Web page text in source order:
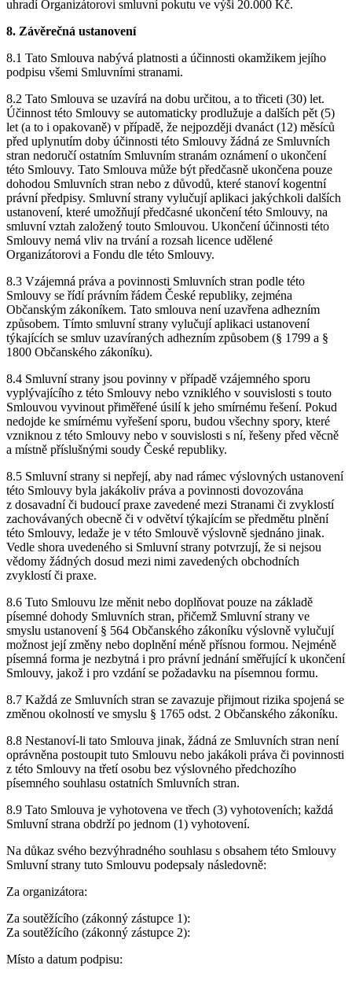
uhradí Organizátorovi smluvní pokutu ve výši 20.000 Kč.
8. Závěrečná ustanovení
8.1 Tato Smlouva nabývá platnosti a účinnosti okamžikem jejího
podpisu všemi Smluvními stranami.
8.2 Tato Smlouva se uzavírá na dobu určitou, a to třiceti (30) let.
Účinnost této Smlouvy se automaticky prodlužuje a dalších pět (5)
let (a to i opakovaně) v případě, že nejpozději dvanáct (12) měsíců
před uplynutím doby účinnosti této Smlouvy žádná ze Smluvních
stran nedoručí ostatním Smluvním stranám oznámení o ukončení
této Smlouvy. Tato Smlouva může být předčasně ukončena pouze
dohodou Smluvních stran nebo z důvodů, které stanoví kogentní
právní předpisy. Smluvní strany vylučují aplikaci jakýchkoli dalších
ustanovení, které umožňují předčasné ukončení této Smlouvy, na
smluvní vztah založený touto Smlouvou. Ukončení účinnosti této
Smlouvy nemá vliv na trvání a rozsah licence udělené
Organizátorovi a Fondu dle této Smlouvy.
8.3 Vzájemná práva a povinnosti Smluvních stran podle této
Smlouvy se řídí právním řádem České republiky, zejména
Občanským zákoníkem. Tato smlouva není uzavřena adhezním
způsobem. Tímto smluvní strany vylučují aplikaci ustanovení
týkajících se smluv uzavíraných adhezním způsobem (§ 1799 a §
1800 Občanského zákoníku).
8.4 Smluvní strany jsou povinny v případě vzájemného sporu
vyplývajícího z této Smlouvy nebo vzniklého v souvislosti s touto
Smlouvou vyvinout přiměřené úsilí k jeho smírnému řešení. Pokud
nedojde ke smírnému vyřešení sporu, budou všechny spory, které
vzniknou z této Smlouvy nebo v souvislosti s ní, řešeny před věcně
a místně příslušnými soudy České republiky.
8.5 Smluvní strany si nepřejí, aby nad rámec výslovných ustanovení
této Smlouvy byla jakákoliv práva a povinnosti dovozována
z dosavadní či budoucí praxe zavedené mezi Stranami či zvyklostí
zachovávaných obecně či v odvětví týkajícím se předmětu plnění
této Smlouvy, ledaže je v této Smlouvě výslovně sjednáno jinak.
Vedle shora uvedeného si Smluvní strany potvrzují, že si nejsou
vědomy žádných dosud mezi nimi zavedených obchodních
zvyklostí či praxe.
8.6 Tuto Smlouvu lze měnit nebo doplňovat pouze na základě
písemné dohody Smluvních stran, přičemž Smluvní strany ve
smyslu ustanovení § 564 Občanského zákoníku výslovně vylučují
možnost její změny nebo doplnění méně přísnou formou. Nejméně
písemná forma je nezbytná i pro právní jednání směřující k ukončení
Smlouvy, jakož i pro vzdání se požadavku na písemnou formu.
8.7 Každá ze Smluvních stran se zavazuje přijmout rizika spojená se
změnou okolností ve smyslu § 1765 odst. 2 Občanského zákoníku.
8.8 Nestanoví-li tato Smlouva jinak, žádná ze Smluvních stran není
oprávněna postoupit tuto Smlouvu nebo jakákoli práva či povinnosti
z této Smlouvy na třetí osobu bez výslovného předchozího
písemného souhlasu ostatních Smluvních stran.
8.9 Tato Smlouva je vyhotovena ve třech (3) vyhotoveních; každá
Smluvní strana obdrží po jednom (1) vyhotovení.
Na důkaz svého bezvýhradného souhlasu s obsahem této Smlouvy
Smluvní strany tuto Smlouvu podepsaly následovně:
Za organizátora:
Za soutěžícího (zákonný zástupce 1):
Za soutěžícího (zákonný zástupce 2):
Místo a datum podpisu: